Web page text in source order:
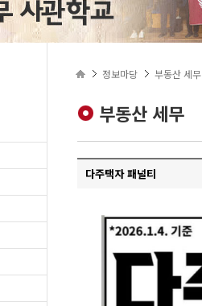
정보마당 부동산 세무
부동산 세무
다주택자 패널티